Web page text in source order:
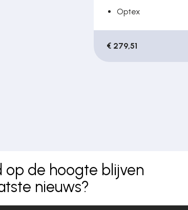
Optex
€ 279,51
op de hoogte blijven
nieuws?